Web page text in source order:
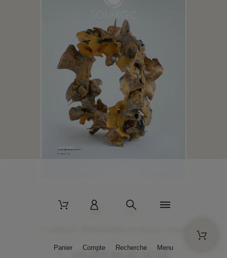
+33 (0)3 86 45 50 00
Panier Compte Recherche Menu